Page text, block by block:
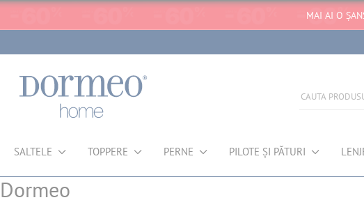
MAI AI O
SALTELE TOPPERE PERNE PILOTE ȘI PĂTURI
Dormeo